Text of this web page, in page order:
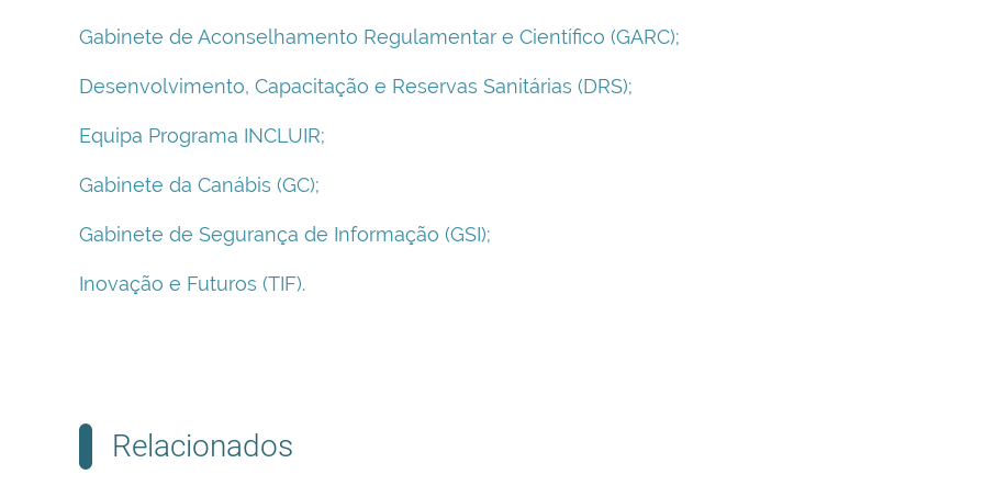
Gabinete de Aconselhamento Regulamentar e Científico (GARC);
Desenvolvimento, Capacitação e Reservas Sanitárias (DRS);
Equipa Programa INCLUIR;
Gabinete da Canábis (GC);
Gabinete de Segurança de Informação (GSI);
Inovação e Futuros (TIF).
Relacionados